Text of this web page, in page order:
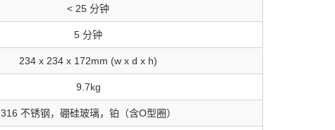
< 25 分钟
5 分钟
234 x 234 x 172mm (w x d x h)
9.7kg
316 不锈钢，硼硅玻璃，铂（含O型圈）